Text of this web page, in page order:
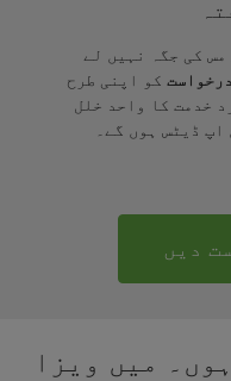
کی جگہ نہیں لے
کو اپنی طرح
خدمت کا واحد خلل
ڈیٹس ہوں گے۔
دیں
میں ویزا